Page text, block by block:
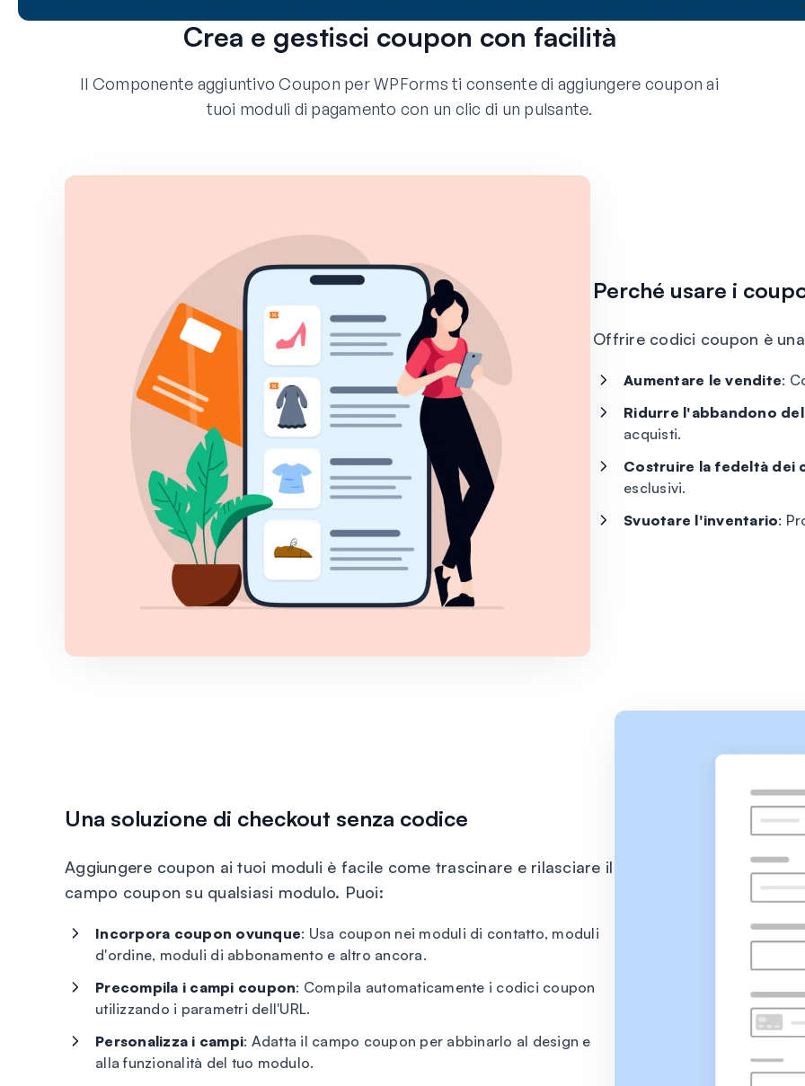
Crea e gestisci coupon con facilità
Il Componente aggiuntivo Coupon per WPForms ti consente di aggiungere coupon ai
tuoi moduli di pagamento con un clic di un pulsante.
Perché usare i
Offrire codici coupon è
Aumentare le vendite:
Ridurre l'abbandono
acquisti.
Costruire la fedeltà dei
esclusivi.
Svuotare l'inventario:
Una soluzione di checkout senza codice
Aggiungere coupon ai tuoi moduli è facile come trascinare e rilasciare il
campo coupon su qualsiasi modulo. Puoi:
Incorpora coupon ovunque: Usa coupon nei moduli di contatto, moduli
d'ordine, moduli di abbonamento e altro ancora.
Precompila i campi coupon: Compila automaticamente i codici coupon
utilizzando i parametri dell'URL.
Personalizza i campi: Adatta il campo coupon per abbinarlo al design e
alla funzionalità del tuo modulo.